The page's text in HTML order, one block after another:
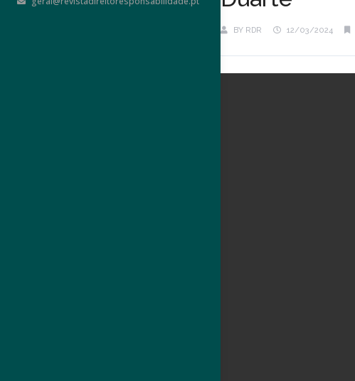
BY RDR 12/03/2024